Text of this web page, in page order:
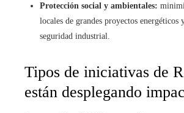
Protección social y ambientales:
locales de grandes proyectos energéticos
seguridad industrial.
Tipos de iniciativas de
están desplegando